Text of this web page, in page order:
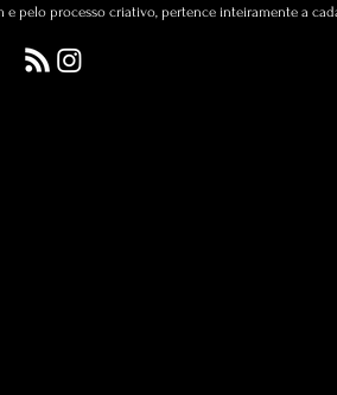
pelo processo criativo, pertence inteiramente a